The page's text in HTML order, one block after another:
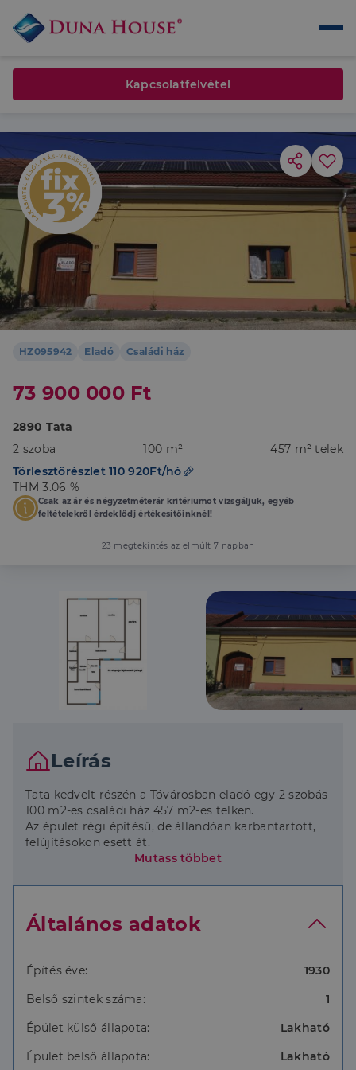
HZ095942 Eladó Családi ház
73 900 000 Ft
2890 Tata
2 szoba
100 m²
457 m² telek
Törlesztőrészlet 110 920Ft/hó
THM 3.06 %
Csak az ár és négyzetméterár kritériumot vizsgáljuk, egyéb
feltételekről érdeklődj értékesítőinknél!
23 megtekintés az elmúlt 7 napban
Leírás
Tata kedvelt részén a Tóvárosban eladó egy 2 szobás
100 m2-es családi ház 457 m2-es telken.
Az épület régi építésű, de állandóan karbantartott,
felújításokon esett át.
A villanyvezetékek a fürdőszobában és a konyhában
voltak problémák.
üvegezésűek.
szükséges a szigetelés, egy terranova lélegző
A födém stukaturos, 2025-ben 25 cm-es üveggyapot
A héjazata cseréplemez, melyre egy napelem
rendszer került kiépítésre.
A kellemes hőérzetre egy Daikin hűtő-fűtő klima
Mutass többet
Általános adatok
Építés éve:
1930
Belső szintek száma:
1
Épület külső állapota:
Lakható
Épület belső állapota:
Lakható
Kapcsolatfelvétel